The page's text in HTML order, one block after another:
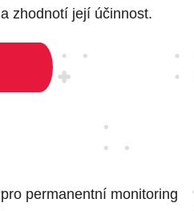
zhodnotí její účinnost.
permanentní monitoring